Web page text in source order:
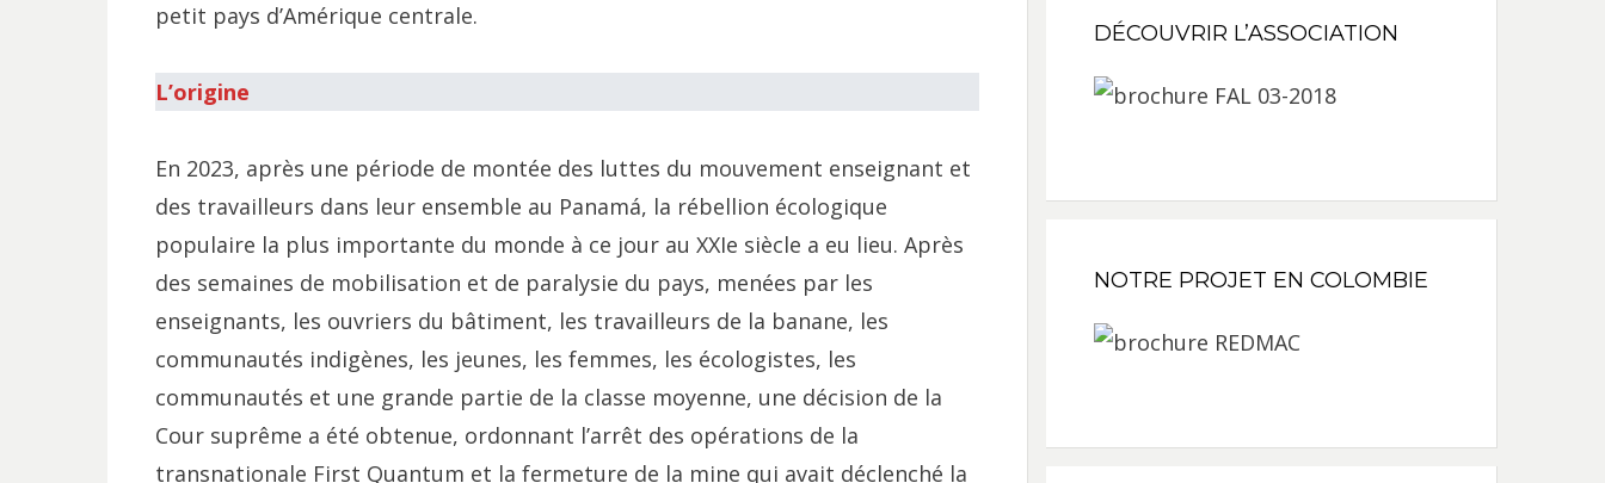
petit pays d’Amérique centrale.
L’origine
En 2023, après une période de montée des luttes du mouvement enseignant et
des travailleurs dans leur ensemble au Panamá, la rébellion écologique
populaire la plus importante du monde à ce jour au XXIe siècle a eu lieu. Après
des semaines de mobilisation et de paralysie du pays, menées par les
enseignants, les ouvriers du bâtiment, les travailleurs de la banane, les
communautés indigènes, les jeunes, les femmes, les écologistes, les
communautés et une grande partie de la classe moyenne, une décision de la
Cour suprême a été obtenue, ordonnant l’arrêt des opérations de la
transnationale First Quantum et la fermeture de la mine qui avait déclenché la
DÉCOUVRIR L’ASSOCIATION
NOTRE PROJET EN COLOMBIE